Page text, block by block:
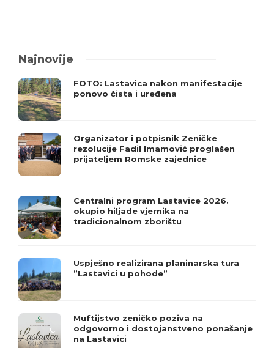
Najnovije
FOTO: Lastavica nakon manifestacije
ponovo čista i uređena
Organizator i potpisnik Zeničke
rezolucije Fadil Imamović proglašen
prijateljem Romske zajednice
Centralni program Lastavice 2026.
okupio hiljade vjernika na
tradicionalnom zborištu
Uspješno realizirana planinarska tura
”Lastavici u pohode”
Muftijstvo zeničko poziva na
odgovorno i dostojanstveno ponašanje
na Lastavici